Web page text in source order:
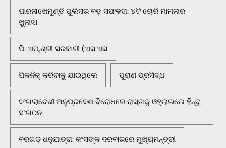
ପାରଳାଖେମୁଣ୍ଡି ପୁଲିସର ବଡ଼ ସଫଳତା: ୪ଟି ଚୋରି ମାମଲାର
ଖୁଲାସା
ପି. ଏମ୍.ଶ୍ରୀ ସରକାରୀ (ଏସ.ଏସ
ପିକନିକ୍‌ କରିବାକୁ ଯାଇଥିଲେ ପୁରାଣ ପ୍ରସିଦ୍ଧ
ବଂଗଲାଦେଶୀ ଅନୁପ୍ରବେଶ ବିରୋଧରେ ରାସ୍ତାକୁ ଓହ୍ଲାଇଲେ ହିନ୍ଦୁ
ସଂଗଠନ
ବରଗଡ଼ ଧନୁଯାତ୍ରା: କଂସଙ୍କ ଦରବାରରେ ମୁଖ୍ୟମନ୍ତ୍ରୀ